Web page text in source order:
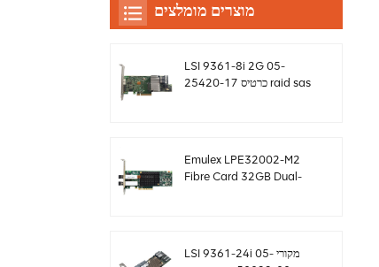
מוצרים מומלצים
LSI 9361-8i 2G 05-
25420-17 כרטיס raid sas
Emulex LPE32002-M2
Fibre Card 32GB Dual-
LSI 9361-24i מקורי 05-